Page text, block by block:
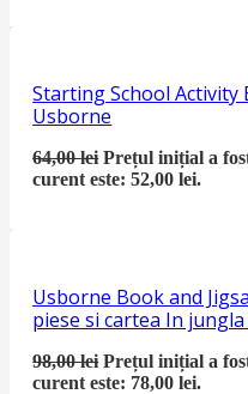
Starting School Activity
Usborne
64,00lei Prețul inițial a
curent este: 52,00 lei.
Usborne Book and
piese si cartea In
98,00lei Prețul inițial a
curent este: 78,00 lei.